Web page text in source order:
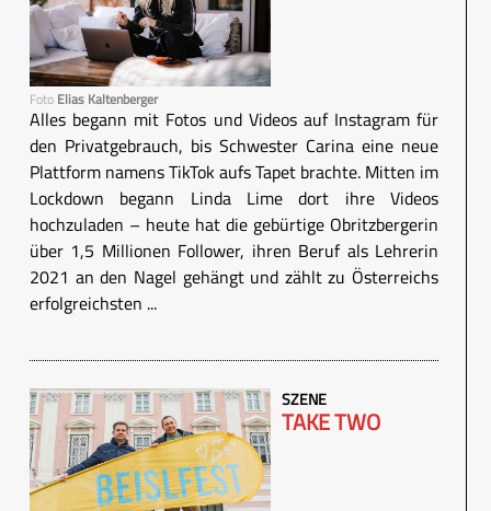
Foto Elias Kaltenberger
Alles begann mit Fotos und Videos auf Instagram für
den Privatgebrauch, bis Schwester Carina eine neue
Plattform namens TikTok aufs Tapet brachte. Mitten im
Lockdown begann Linda Lime dort ihre Videos
hochzuladen – heute hat die gebürtige Obritzbergerin
über 1,5 Millionen Follower, ihren Beruf als Lehrerin
2021 an den Nagel gehängt und zählt zu Österreichs
erfolgreichsten ...
SZENE
TAKE TWO